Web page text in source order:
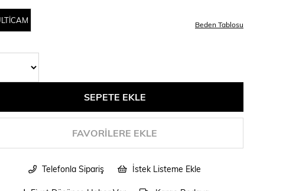
Beden Tablosu
FAVORILERE EKLE
Telefonla Sipariş İstek Listeme Ekle